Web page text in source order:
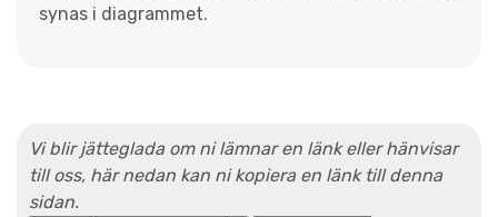
synas i diagrammet.
Vi blir jätteglada om ni lämnar en länk eller hänvisar
till oss, här nedan kan ni kopiera en länk till denna
sidan.